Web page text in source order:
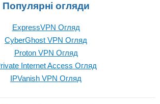
Популярні огляди
ExpressVPN Огляд
CyberGhost VPN Огляд
Proton VPN Огляд
Internet Access Огляд
IPVanish VPN Огляд